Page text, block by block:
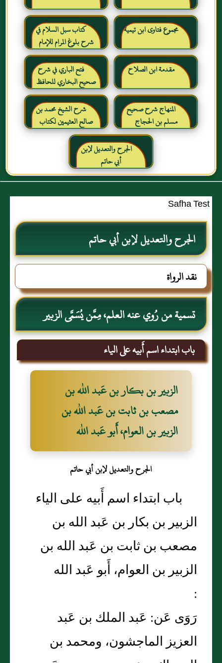
مجموع فتاوى ابن تيمية
كتاب سبل السلام في
شرح بلوغ المرام للإمام
الصنعاني رحمه الله
مقدمة ابن الصلاح
فتح الباري في شرح
صحيح البخاري للحافظ
ابن حجر العسقلاني
المنهاج شرح صحيح
مسلم بن الحجاج
شرح الشيخ محمد بن
صالح العثيمين لكتاب
رياض الصالحين للإمام
النووي رحمهم الله تعالىالجرح والتعديل لإبن
أبي حاتم
Safha Test
الجرح والتعديل لإبن أبي حاتم
نقد الرواة
تسمية من رُوي عنه العلم، مِمَّن يُسَمَّى الزبير
باب ابتداء اسم أَبيه على الياء
الزبير بن بكار بن عَبد الله بن
مصعب بن ثابت بن عَبد الله بن
الزبير بن العوام، أَبو عَبد الله
الجرح والتعديل لإبن أبي حاتم
باب ابتداء اسم أَبيه على الياء
الزبير بن بكار بن عَبد الله بن
مصعب بن ثابت بن عَبد الله بن
الزبير بن العوام، أَبو عَبد الله
:
رَوَى عَن: عَبد الملك بن عَبد
العزيز الماجشون، ومحمد بن